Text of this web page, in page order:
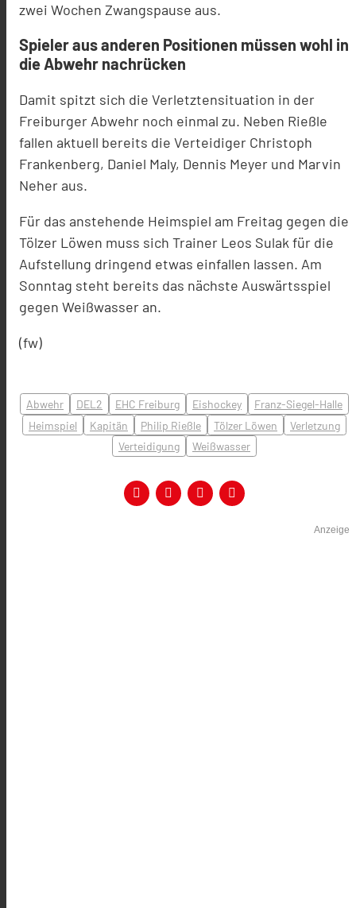
zwei Wochen Zwangspause aus.
Spieler aus anderen Positionen müssen wohl in
die Abwehr nachrücken
Damit spitzt sich die Verletztensituation in der
Freiburger Abwehr noch einmal zu. Neben Rießle
fallen aktuell bereits die Verteidiger Christoph
Frankenberg, Daniel Maly, Dennis Meyer und Marvin
Neher aus.
Für das anstehende Heimspiel am Freitag gegen die
Tölzer Löwen muss sich Trainer Leos Sulak für die
Aufstellung dringend etwas einfallen lassen. Am
Sonntag steht bereits das nächste Auswärtsspiel
gegen Weißwasser an.
(fw)
Abwehr DEL2 EHC Freiburg Eishockey
Franz-Siegel-Halle
Heimspiel
Kapitän Philip Rießle Tölzer Löwen
Verletzung
Verteidigung
Weißwasser
Anzeige